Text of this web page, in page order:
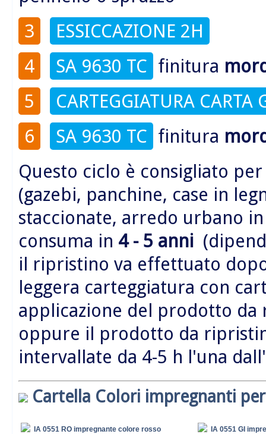
3
ESSICCAZIONE 2H
4
SA 9630 TC finitura
5
CARTEGGIATURA
6
SA 9630 TC finitura
Questo ciclo è consigliato
(gazebi, panchine, case in
staccionate, arredo urbano
consuma in 4 - 5 anni
il ripristino va effettuato
leggera carteggiatura con
applicazione del prodotto
oppure il prodotto da
intervallate da 4-5 h l'una
Cartella Colori impregnanti
IA 0551 RO impregnante colore rosso IA 0551 GI